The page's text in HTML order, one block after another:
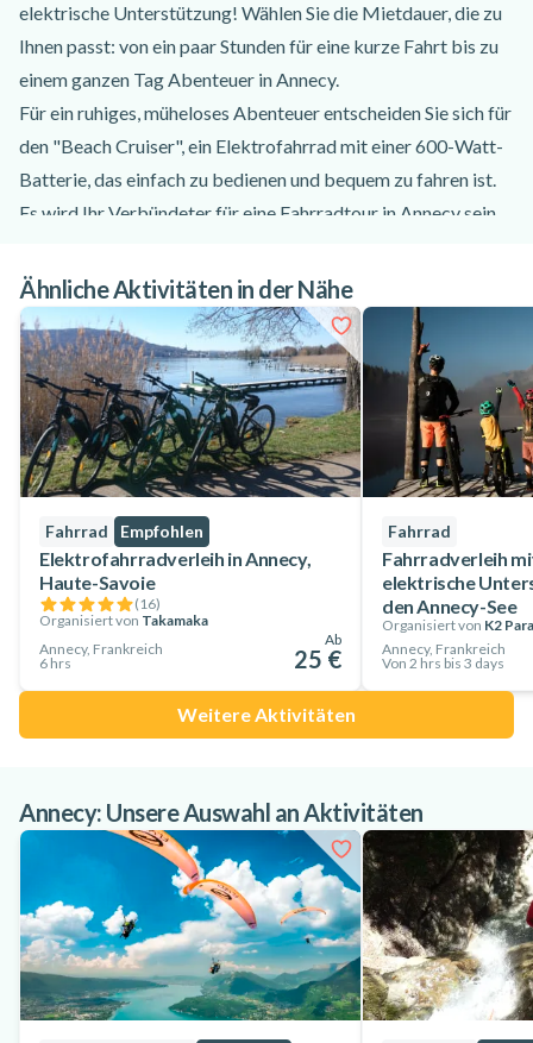
elektrische Unterstützung! Wählen Sie die Mietdauer, die zu
Ihnen passt: von ein paar Stunden für eine kurze Fahrt bis zu
einem ganzen Tag Abenteuer in Annecy.
Für ein ruhiges, müheloses Abenteuer entscheiden Sie sich für
den "Beach Cruiser", ein Elektrofahrrad mit einer 600-Watt-
Batterie, das einfach zu bedienen und bequem zu fahren ist.
Es wird Ihr Verbündeter für eine Fahrradtour in Annecy sein.
den Alpen in die Pedale treten? Nehmen Sie unser schickes
Retro-Stadtfahrrad und erkunden Sie die Altstadt von
Annecy und die Gegend um den See! Mit dem bequemen
Fahrrad können Sie mehrere Stunden lang zwischen Veyrier-
du-Lac und Annecy pendeln. Mieten Sie ein Elektrofahrrad
oder ein Citybike in Veyrier-du-Lac bei Cayoti und satteln Sie
auf für eine Tour durch Annecy und die Umgebung!
Ähnliche Aktivitäten in der Nähe
Fahrrad Empfohlen
Elektrofahrradverleih in Annecy,
Haute-Savoie
(16)
Organisiert von Takamaka
Annecy, Frankreich
6 hrs
Ab
25 €
Fahrrad
Fahrradverleih
elektrische
den Annecy-See
Organisiert von K2
Annecy, Frankreich
Von 2 hrs bis 3 days
Weitere Aktivitäten
Annecy: Unsere Auswahl an Aktivitäten